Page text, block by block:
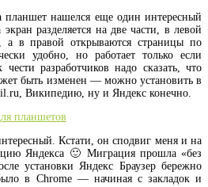
планшет нашелся еще один интересный
разделяется на две части, в левой
а в правой открываются страницы по
удобно, но работает только если
разработчиков надо сказать, что
быть изменен — можно установить в
Википедию, ну и Яндекс конечно.
Кстати, он сподвиг меня и на
Яндекса 🙂 Миграция прошла «без
установки Яндекс Браузер бережно
в Chrome — начиная с закладок и